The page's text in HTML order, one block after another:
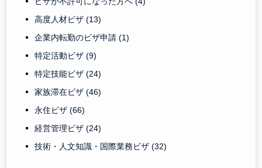
高度人材ビザ(13)
企業内転勤のビザ申請(1)
特定活動ビザ(9)
特定技能ビザ(24)
家族滞在ビザ(46)
永住ビザ(66)
経営管理ビザ(24)
技術・人文知識・国際業務ビザ(32)